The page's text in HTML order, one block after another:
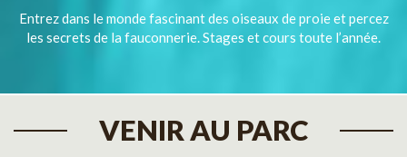
Entrez dans le monde fascinant des oiseaux de proie et percez
les secrets de la fauconnerie. Stages et cours toute l’année.
VENIR AU PARC